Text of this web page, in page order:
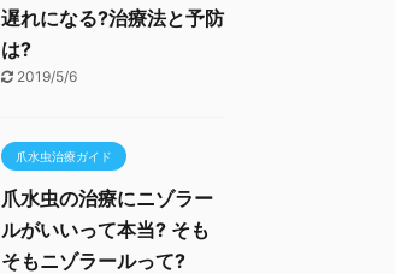
遅れになる?治療法と予防
は?
2019/5/6
爪水虫治療ガイド
爪水虫の治療にニゾラー
ルがいいって本当? そも
そもニゾラールって?